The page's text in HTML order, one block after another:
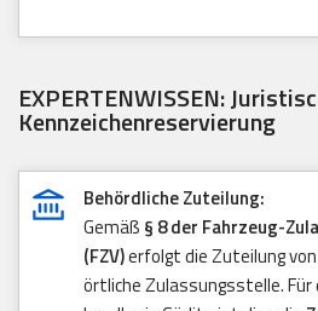
EXPERTENWISSEN:
Kennzeichenreservierung
Behördliche Zuteilung:
Gemäß § 8 der Fahrzeug-
(FZV)erfolgt die Zuteilung
örtliche Zulassungsstelle.